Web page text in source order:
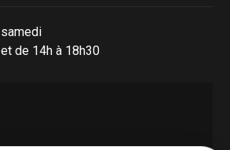
samedi
de 14h à 18h30